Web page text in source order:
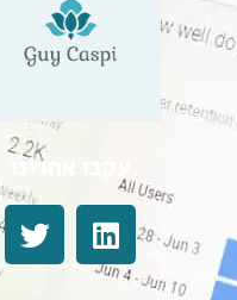
עקבו אחרינו